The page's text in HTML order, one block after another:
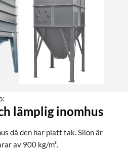
lämplig inomhus
då den har platt tak. Silon är
av 900 kg/m³.